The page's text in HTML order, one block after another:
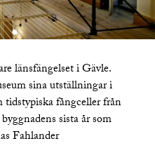
länsfängelset i Gävle.
sina utställningar i
tidstypiska fångceller från
sista år som
Fahlander